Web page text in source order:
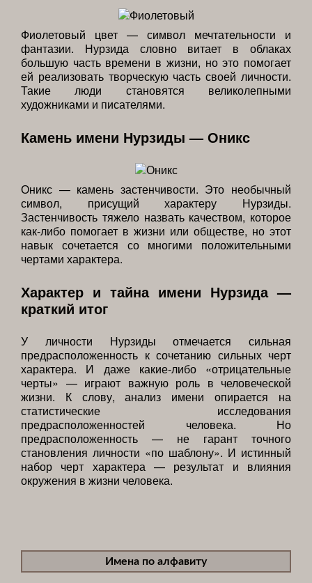
Фиолетовый цвет — символ мечтательности и
фантазии. Нурзида словно витает в облаках
большую часть времени в жизни, но это помогает
ей реализовать творческую часть своей личности.
Такие люди становятся великолепными
художниками и писателями.
Камень имени Нурзиды — Оникс
Оникс — камень застенчивости. Это необычный
символ, присущий характеру Нурзиды.
Застенчивость тяжело назвать качеством, которое
как-либо помогает в жизни или обществе, но этот
навык сочетается со многими положительными
чертами характера.
Характер и тайна имени Нурзида —
краткий итог
У личности Нурзиды отмечается сильная
предрасположенность к сочетанию сильных черт
характера. И даже какие-либо «отрицательные
черты» — играют важную роль в человеческой
жизни. К слову, анализ имени опирается на
статистические исследования
предрасположенностей человека. Но
предрасположенность — не гарант точного
становления личности «по шаблону». И истинный
набор черт характера — результат и влияния
окружения в жизни человека.
Имена по алфавиту